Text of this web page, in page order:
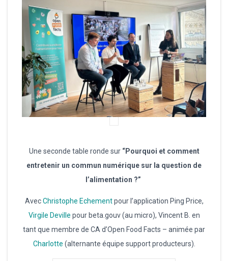
Une seconde table ronde sur “Pourquoi et comment
entretenir un commun numérique sur la question de
l’alimentation ?”
AvecChristophe Echementpour l’application Ping Price,
Virgile Deville pour beta.gouv (au micro), Vincent B. en
tant que membre de CA d’Open Food Facts – animée par
Charlotte (alternante équipe support producteurs).